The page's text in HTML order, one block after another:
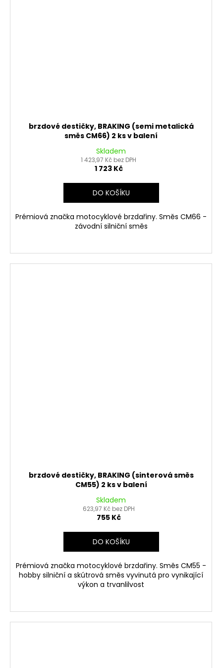
brzdové destičky, BRAKING (semi metalická
směs CM66) 2 ks v balení
Skladem
1 423,97 Kč bez DPH
1 723 Kč
DO KOŠÍKU
Prémiová značka motocyklové brzdařiny. Směs CM66 -
závodní silniční směs
brzdové destičky, BRAKING (sinterová směs
CM55) 2 ks v balení
Skladem
623,97 Kč bez DPH
755 Kč
DO KOŠÍKU
Prémiová značka motocyklové brzdařiny. Směs CM55 -
hobby silniční a skútrová směs vyvinutá pro vynikající
výkon a trvanlilvost